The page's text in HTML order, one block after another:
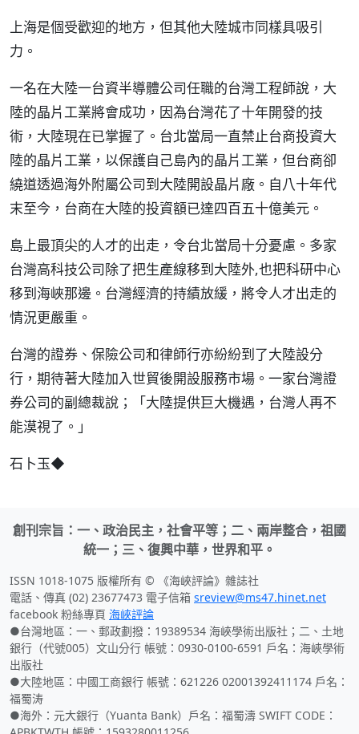
上海是個受歡迎的地方，但其他大陸城市同樣具吸引
力。
一名在大陸一台資半導體公司任職的台灣工程師說，大
陸的晶片工業將會成功，因為台灣花了十年開發的技
術，大陸現在已掌握了。台北當局一直禁止台商投資大
陸的晶片工業，以保護自己島內的晶片工業，但台商卻
繞道透過海外附屬公司到大陸開設晶片廠。自八十年代
末至今，台商在大陸的投資額已達四百五十億美元。
島上最頂尖的人才的出走，令台北當局十分憂慮。多家
台灣高科技公司除了把生產線移到大陸外,也把科研中心
移到海峽那邊。台灣經濟的持績放緩，將令人才出走的
情況更嚴重。
台灣的證券、保險公司和律師行亦紛紛到了大陸設分
行，期待著大陸加入世貿後開設服務市場。一家台灣證
券公司的副總裁說；「大陸提供巨大機遇，台灣人再不
能漠視了。」
石卜玉◆
創刊宗旨：一、政治民主，社會平等；二、兩岸整合，祖國
統一；三、復興中華，世界和平。
ISSN 1018-1075 版權所有 © 《海峽評論》雜誌社
電話、傳真 (02) 23677473 電子信箱 sreview@ms47.hinet.net
facebook 粉絲專頁 海峽評論
●台灣地區：一、郵政劃撥：19389534 海峽學術出版社；二、土地
銀行（代號005）文山分行 帳號：0930-0100-6591 戶名：海峽學術
出版社
●大陸地區：中國工商銀行 帳號：621226 02001392411174 戶名：
福蜀涛
●海外：元大銀行（Yuanta Bank）戶名：福蜀濤 SWIFT CODE：